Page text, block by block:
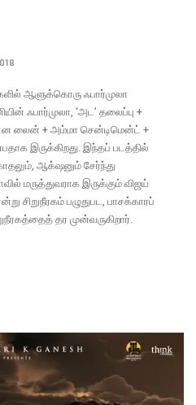
ஆளுக்கொரு ஃபார்முலா
ஃபார்முலா, ‘அட’ தலைப்பு +
லைன் + அம்மா சென்டிமென்ட் +
இருக்கிறது. இந்தப் படத்தில்
ஆக்‌ஷனும் சேர்ந்து
மருத்துவராக இருக்கும் விஜய்
சிறுநீரகம் பழுதுபட, பாசக்காரப்
தர முன்வருகிறார்.